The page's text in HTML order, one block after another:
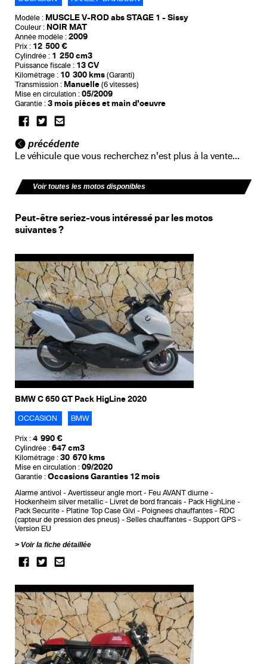
Modèle : MUSCLE V-ROD abs STAGE 1 - Sissy
Couleur : NOIR MAT
Année modèle : 2009
Prix : 12 500 €
Cylindrée : 1 250 cm3
Puissance fiscale : 13 CV
Kilométrage : 10 300 kms (Garanti)
Transmission : Manuelle (6 vitesses)
Mise en circulation : 05/2009
Garantie : 3 mois pièces et main d'oeuvre
précédente
Le véhicule que vous recherchez n'est plus à la vente...
Voir toutes les motos disponibles
Peut-être seriez-vous intéressé par les motos
suivantes ?
BMW C 650 GT Pack HigLine 2020
OCCASION BMW
Prix : 4 990 €
Cylindrée : 647 cm3
Kilométrage : 30 670 kms
Mise en circulation : 09/2020
Garantie : Occasions Garanties 12 mois
Alarme antivol Avertisseur angle mort
Feu AVANT diurne
Hockenheim silver metallic
Livret de bord francais
Pack HighLine
Pack Securite
Platine Top Case Givi Poignees chauffantes
RDC
(capteur de pression des pneus)
Selles chauffantes
Support GPS
Version EU
Voir la fiche détaillée